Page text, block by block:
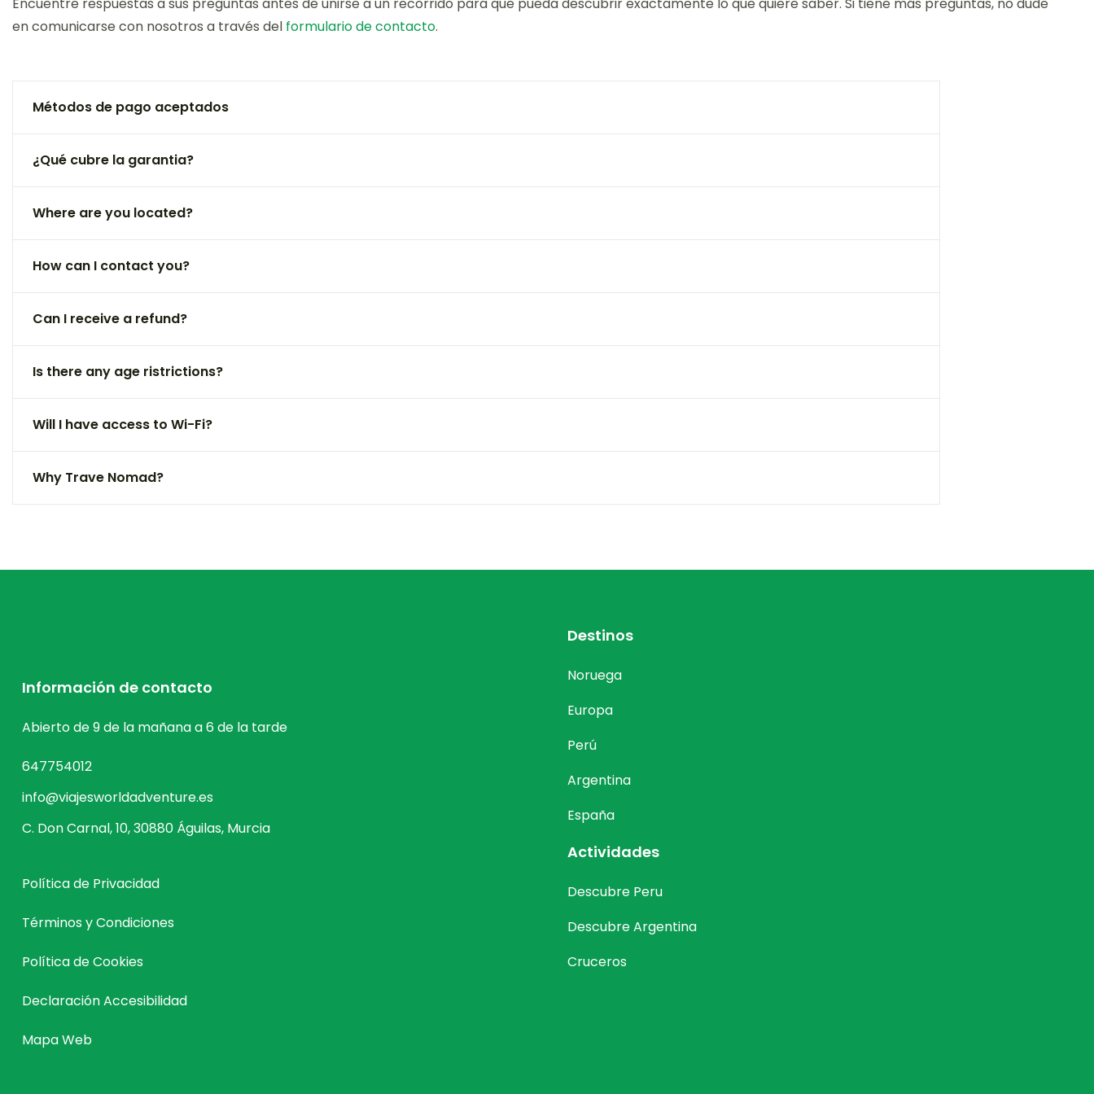
en comunicarse con nosotros a través del formulario de contacto.
Métodos de pago aceptados
¿Qué cubre la garantia?
Where are you located?
How can I contact you?
Can I receive a refund?
Is there any age ristrictions?
Will I have access to Wi-Fi?
Why Trave Nomad?
Información de contacto
Abierto de 9 de la mañana a 6 de la tarde
647754012
info@viajesworldadventure.es
C. Don Carnal, 10, 30880 Águilas, Murcia
Política de Privacidad
Términos y Condiciones
Política de Cookies
Declaración Accesibilidad
Mapa Web
Destinos
Noruega
Europa
Perú
Argentina
España
Actividades
Descubre Peru
Descubre Argentina
Cruceros